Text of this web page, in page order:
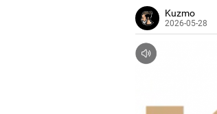
Kuzmo
2026-05-28